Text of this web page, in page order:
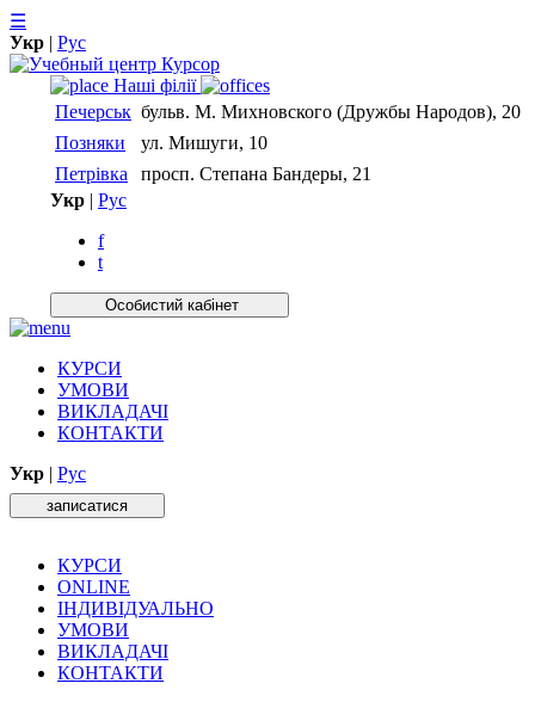
☰
Укр | Рус
Нашi фiлiї
Печерськ бульв. М. Михновского (Дружбы Народов), 20
Позняки
ул. Мишуги, 10
Петрівка
просп. Степана Бандеры, 21
Укр | Рус
f
t
Особистий кабiнет
КУРСИ
УМОВИ
ВИКЛАДАЧІ
КОНТАКТИ
Укр | Рус
записатися
КУРСИ
ONLINE
ІНДИВІДУАЛЬНО
УМОВИ
ВИКЛАДАЧІ
КОНТАКТИ